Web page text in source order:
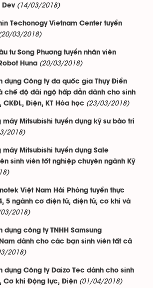
Dev (14/03/2018)
Techonogy Vietnam Center tuyển
03/2018)
tư Song Phương tuyển nhân viên
Huna (20/03/2018)
dụng Công ty đa quốc gia Thụy Điển
chế độ đãi ngộ hấp dẫn dành cho sinh
CKĐL, Điện, KT Hóa học (23/03/2018)
máy Mitsubishi tuyển dụng kỹ sư bảo trì
2018)
máy Mitsubishi tuyển dụng Sale
sinh viên tốt nghiệp chuyên ngành Kỹ
Việt Nam Hải Phòng tuyển thực
5 ngành cơ điện tử, điện tử, cơ khí và
2018)
dụng công ty TNHH Samsung
dành cho các bạn sinh viên tất cả
2018)
dụng Công ty Daizo Tec dành cho sinh
Cơ khí Động lực, Điện (01/04/2018)